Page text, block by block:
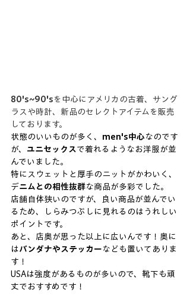
80's~90's を中心にアメリカの古着、サング
ラスや時計、新品のセレクトアイテムを販売
しております。
状態のいいものが多く、 men's中心 なのです
が、 ユニセックス で着れるようなお洋服が並
んでいました。
特にスウェットと厚手のニットがかわいく、
デニムとの相性抜群な商品が多彩でした。
店舗自体狭いのですが、良い商品が並んでい
るため、しらみつぶしに見れるのはうれしい
ポイントです。
あと、店奥が思った以上に広いんです！奥に
はバンダナやステッカー なども置いてありま
す！
USAは強度があるものが多いので、靴下も頑
丈でおすすめです！